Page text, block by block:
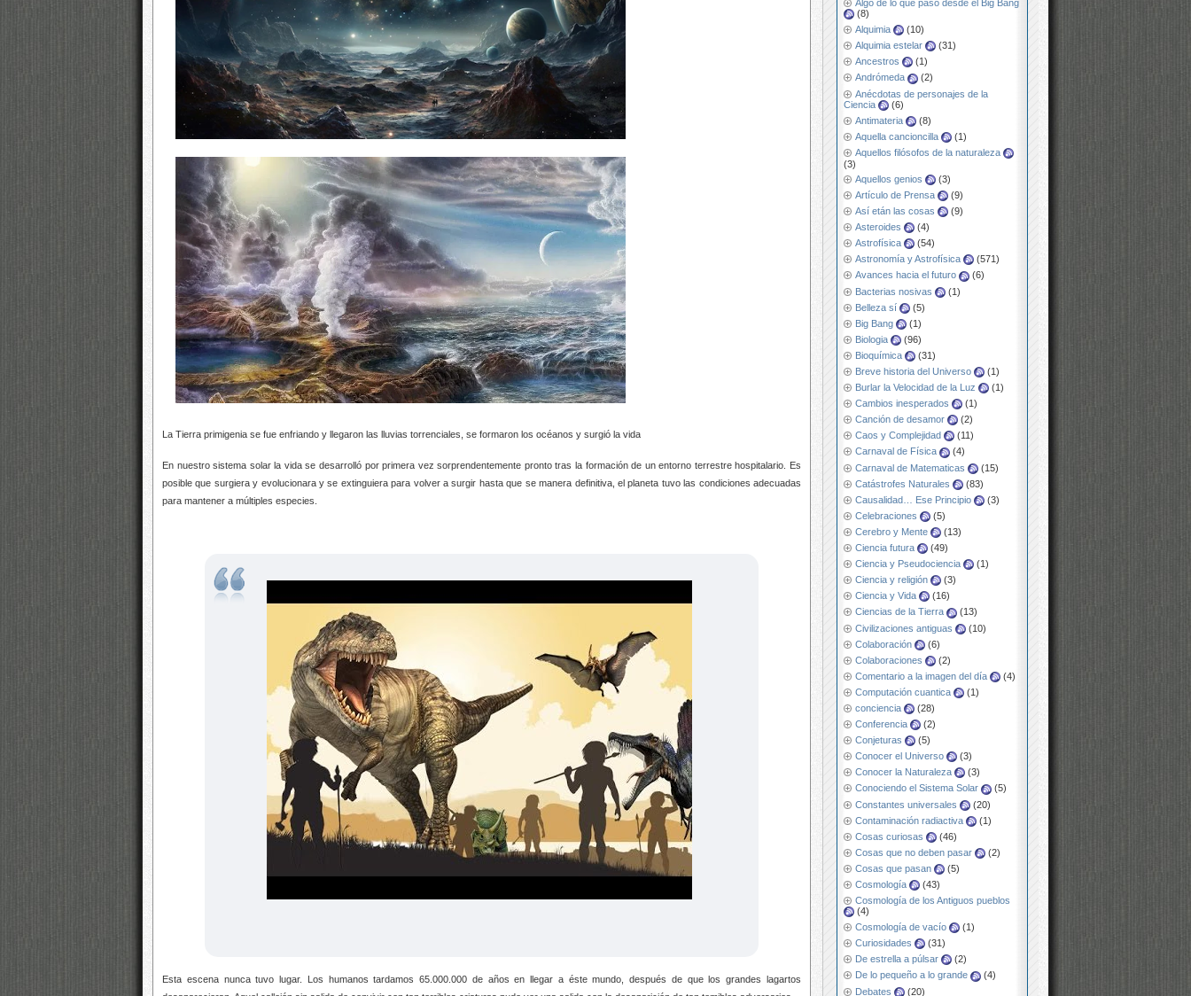
Algo de lo que pasó desde el Big Bang
(8)
Alquimia
(10)
Alquimia estelar
(31)
Ancestros
(1)
Andrómeda
(2)
Anécdotas de personajes de la
Ciencia
(6)
Antimateria
(8)
Aquella cancioncilla
(1)
Aquellos filósofos de la naturaleza
(3)
Aquellos genios
(3)
Artículo de Prensa
(9)
Así etán las cosas
(9)
Asteroides
(4)
Astrofísica
(54)
Astronomía y Astrofísica
(571)
Avances hacia el futuro
(6)
Bacterias nosivas
(1)
Belleza sí
(5)
Big Bang
(1)
Biologia
(96)
Bioquímica
(31)
Breve historia del Universo
(1)
Burlar la Velocidad de la Luz
(1)
Cambios inesperados
(1)
Canción de desamor
(2)
Caos y Complejidad
(11)
Carnaval de Física
(4)
Carnaval de Matematicas
(15)
Catástrofes Naturales
(83)
Causalidad… Ese Principio
(3)
Celebraciones
(5)
Cerebro y Mente
(13)
Ciencia futura
(49)
Ciencia y Pseudociencia
(1)
Ciencia y religión
(3)
Ciencia y Vida
(16)
Ciencias de la Tierra
(13)
Civilizaciones antiguas
(10)
Colaboración
(6)
Colaboraciones
(2)
Comentario a la imagen del día
(4)
Computación cuantica
(1)
conciencia
(28)
Conferencia
(2)
Conjeturas
(5)
Conocer el Universo
(3)
Conocer la Naturaleza
(3)
Conociendo el Sistema Solar
(5)
Constantes universales
(20)
Contaminación radiactiva
(1)
Cosas curiosas
(46)
Cosas que no deben pasar
(2)
Cosas que pasan
(5)
Cosmología
(43)
Cosmología de los Antiguos pueblos
(4)
Cosmología de vacío
(1)
Curiosidades
(31)
De estrella a púlsar
(2)
De lo pequeño a lo grande
(4)
Debates
(20)
La Tierra primigenia se fue enfriando y llegaron las lluvias torrenciales, se formaron los océanos y surgió la vida
En nuestro sistema solar la vida se desarrolló por primera vez sorprendentemente pronto tras la formación de un entorno terrestre hospitalario. Es
posible que surgiera y evolucionara y se extinguiera para volver a surgir hasta que se manera definitiva, el planeta tuvo las condiciones adecuadas
para mantener a múltiples especies.
Esta escena nunca tuvo lugar. Los humanos tardamos 65.000.000 de años en llegar a éste mundo, después de que los grandes lagartos